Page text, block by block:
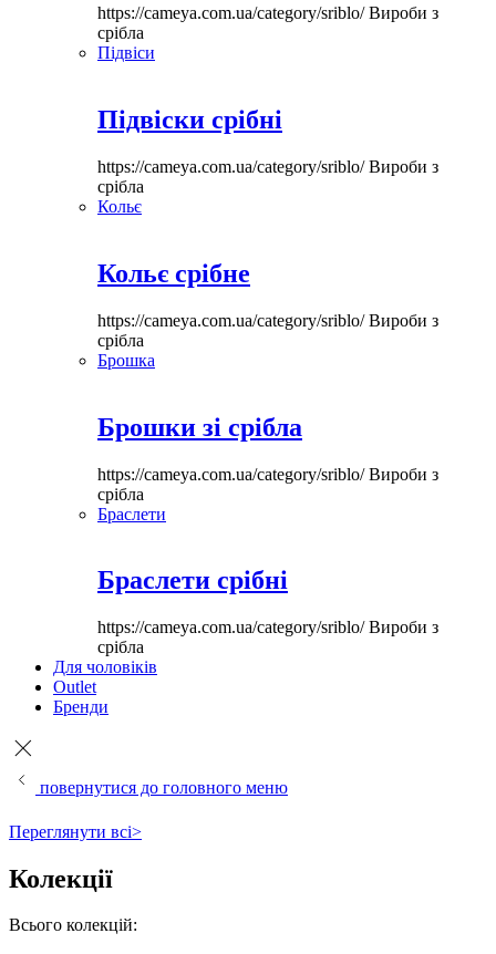
https://cameya.com.ua/category/sriblo/Вироби з
срібла
Підвіси
Підвіски срібні
https://cameya.com.ua/category/sriblo/Вироби з
срібла
Кольє
Кольє срібне
https://cameya.com.ua/category/sriblo/Вироби з
срібла
Брошка
Брошки зі срібла
https://cameya.com.ua/category/sriblo/Вироби з
срібла
Браслети
Браслети срібні
https://cameya.com.ua/category/sriblo/Вироби з
срібла
Для чоловіків
Outlet
Бренди
повернутися до головного меню
Переглянути всі>
Колекції
Всього колекцій: